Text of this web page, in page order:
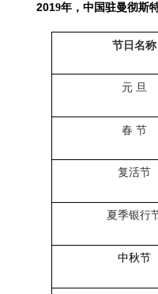
2019年，中国驻曼彻斯
节日名称
元 旦
春 节
复活节
夏季银行
中秋节